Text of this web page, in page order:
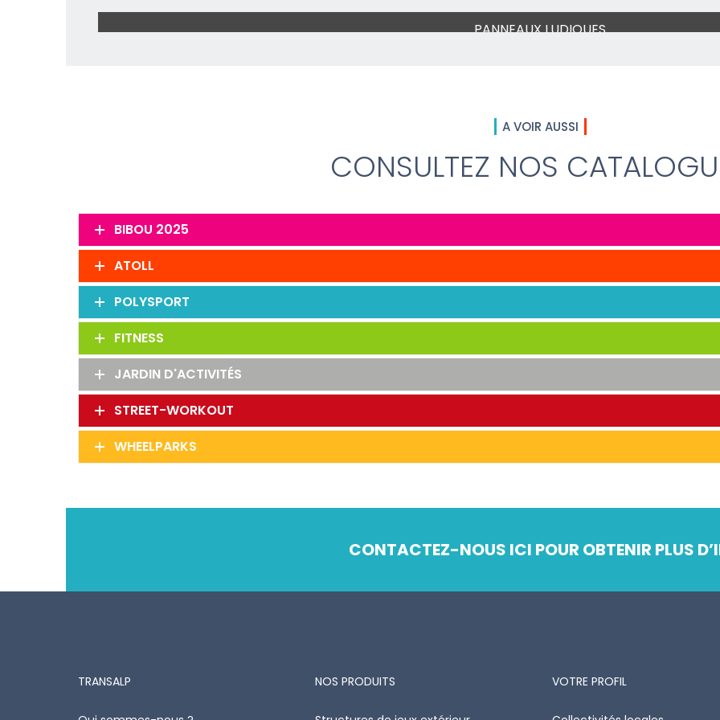
PANNEAUX LUDIQUES
A VOIR AUSSI
CONSULTEZ NOS
BIBOU 2025
ATOLL
POLYSPORT
FITNESS
JARDIN D'ACTIVITÉS
STREET-WORKOUT
WHEELPARKS
CONTACTEZ-NOUS ICI POUR OBTENIR PLUS
TRANSALP NOS PRODUITS VOTRE PROFIL